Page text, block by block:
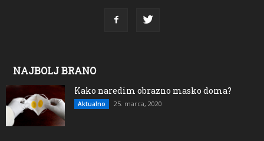
NAJBOLJ BRANO
Kako naredim obrazno masko doma?
Aktualno 25. marca, 2020